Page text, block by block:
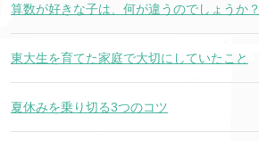
算数が好きな子は、何が違うのでしょうか？
東大生を育てた家庭で大切にしていたこと
夏休みを乗り切る3つのコツ